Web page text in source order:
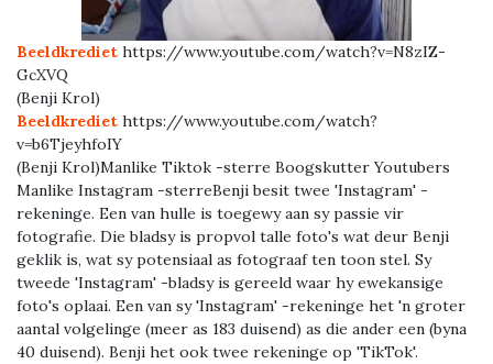
Beeldkrediet https://www.youtube.com/watch?v=N8zIZ-
GcXVQ
(Benji Krol)
Beeldkrediet https://www.youtube.com/watch?
v=b6TjeyhfoIY
(Benji Krol)Manlike Tiktok -sterre Boogskutter Youtubers
Manlike Instagram -sterreBenji besit twee 'Instagram' -
rekeninge. Een van hulle is toegewy aan sy passie vir
fotografie. Die bladsy is propvol talle foto's wat deur Benji
geklik is, wat sy potensiaal as fotograaf ten toon stel. Sy
tweede 'Instagram' -bladsy is gereeld waar hy ewekansige
foto's oplaai. Een van sy 'Instagram' -rekeninge het 'n groter
aantal volgelinge (meer as 183 duisend) as die ander een (byna
40 duisend). Benji het ook twee rekeninge op 'TikTok'.